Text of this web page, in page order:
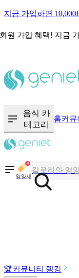
지금 가입하면
원 가입 혜택! 지금
음식 카
테고리
홈커뮤
영양제
칼로리와 영
혈당 · 다이
🏆커뮤니티 랭킹